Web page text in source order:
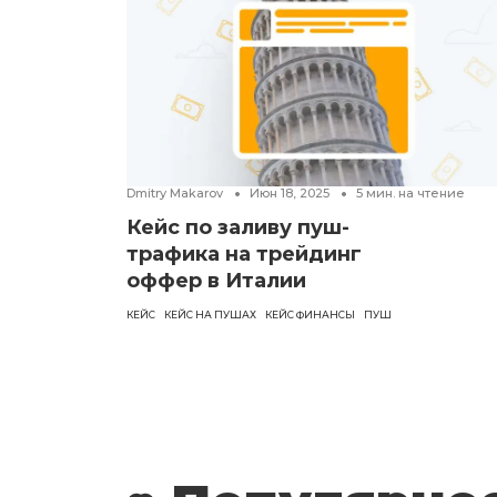
Dmitry Makarov Июн 18, 2025 5 мин. на чтение
Кейс по заливу пуш-
трафика на трейдинг
оффер в Италии
КЕЙС КЕЙС НА ПУШАХ КЕЙС ФИНАНСЫ ПУШ